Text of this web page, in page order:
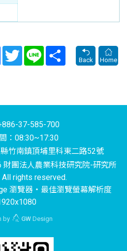
FacebookTwitter Line
Share
Back
Home
37-585-700
：08:30~17:30
竹南鎮頂埔里科東二路52號
團法人農業科技研究院-研究所
All rights reserved.
瀏覽器‧最佳瀏覽螢幕解析度
by GWDesign